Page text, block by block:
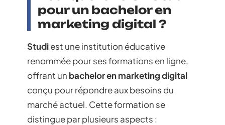
pour un bachelor en
marketing digital ?
Studiest une institution éducative
renommée pour ses formations en ligne,
offrant un bachelor en marketing digital
conçu pour répondre aux besoins du
marché actuel. Cette formation se
distingue par plusieurs aspects :